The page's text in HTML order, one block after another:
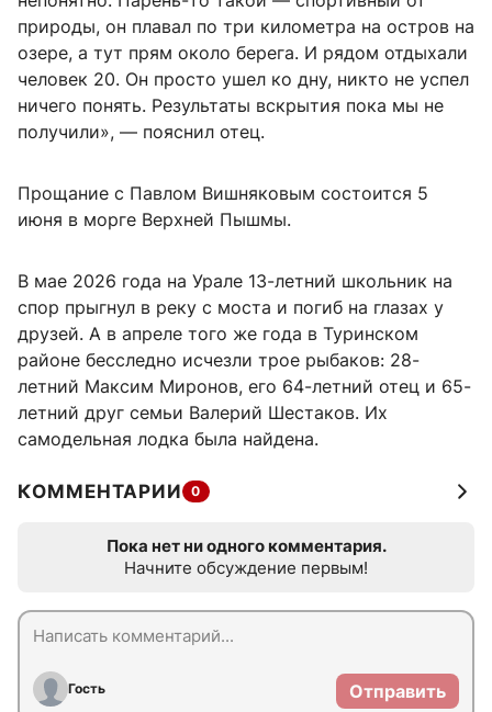
природы, он плавал по три километра на остров на
озере, а тут прям около берега. И рядом отдыхали
человек 20. Он просто ушел ко дну, никто не успел
ничего понять. Результаты вскрытия пока мы не
получили», — пояснил отец.
Прощание с Павлом Вишняковым состоится 5
июня в морге Верхней Пышмы.
В мае 2026 года на Урале 13-летний школьник на
спор прыгнул в реку с моста и погиб на глазах у
друзей. А в апреле того же года в Туринском
районе бесследно исчезли трое рыбаков: 28-
летний Максим Миронов, его 64-летний отец и 65-
летний друг семьи Валерий Шестаков. Их
самодельная лодка была найдена.
КОММЕНТАРИИ 0
Пока нет ни одного комментария.
Начните обсуждение первым!
Гость Отправить